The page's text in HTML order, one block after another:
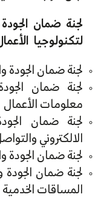
لجنة ضمان
لتكنولوجيا
لجنة ضمان الجودة
لجنة ضمان
معلومات الأعمال
لجنة ضمان
الالكتروني
لجنة ضمان الجودة
لجنة ضمان
المساقات الخدمية